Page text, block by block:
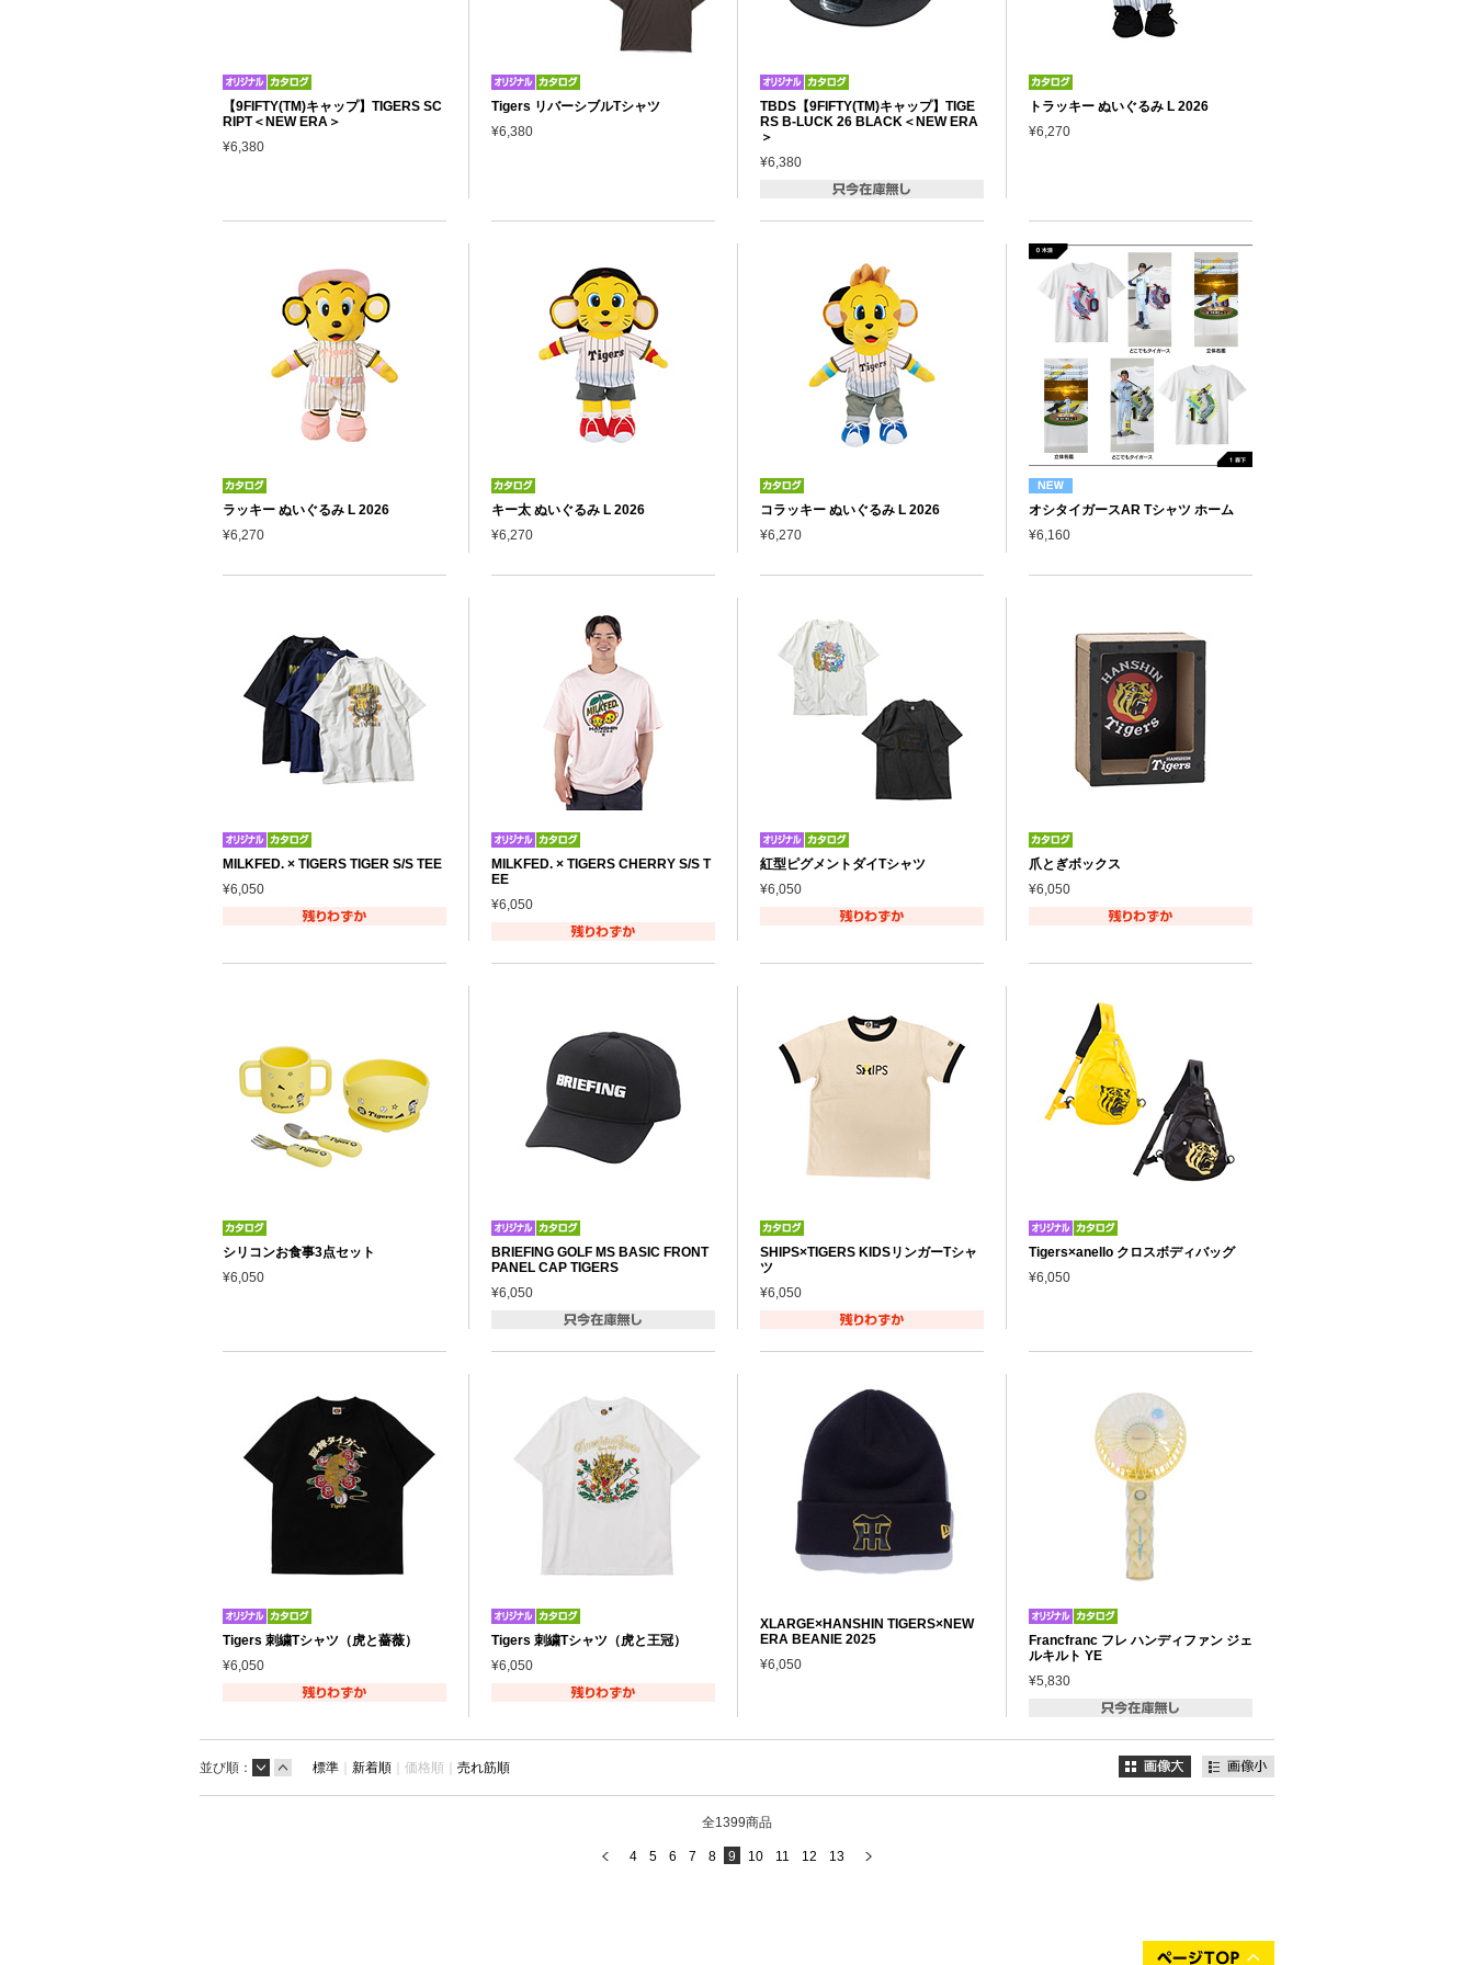
【9FIFTY(TM)キャップ】TIGERS SC
RIPT＜NEW ERA＞
¥6,380
Tigers リバーシブルTシャツ
¥6,380
TBDS【9FIFTY(TM)キャップ】TIGE
RS B-LUCK 26 BLACK＜NEW ERA
＞
¥6,380
トラッキー ぬいぐるみ L 2026
¥6,270
ラッキー ぬいぐるみ L 2026
¥6,270
キー太 ぬいぐるみ L 2026
¥6,270
コラッキー ぬいぐるみ L 2026
¥6,270
オシタイガースAR Tシャツ ホーム
¥6,160
MILKFED. × TIGERS TIGER S/S TEE
¥6,050
MILKFED. × TIGERS CHERRY S/S T
EE
¥6,050
紅型ピグメントダイTシャツ
¥6,050
爪とぎボックス
¥6,050
シリコンお食事3点セット
¥6,050
BRIEFING GOLF MS BASIC FRONT
PANEL CAP TIGERS
¥6,050
SHIPS×TIGERS KIDSリンガーTシャ
ツ
¥6,050
Tigers×anello クロスボディバッグ
¥6,050
Tigers 刺繍Tシャツ（虎と薔薇）
¥6,050
Tigers 刺繍Tシャツ（虎と王冠）
¥6,050
XLARGE×HANSHIN TIGERS×NEW
ERA BEANIE 2025
¥6,050
Francfranc フレ ハンディファン ジェ
ルキルト YE
¥5,830
並び順： 標準 ｜ 新着順 ｜ 価格順｜ 売れ筋順
全1399商品
4 5 6 7 8 9 10 11 12 13